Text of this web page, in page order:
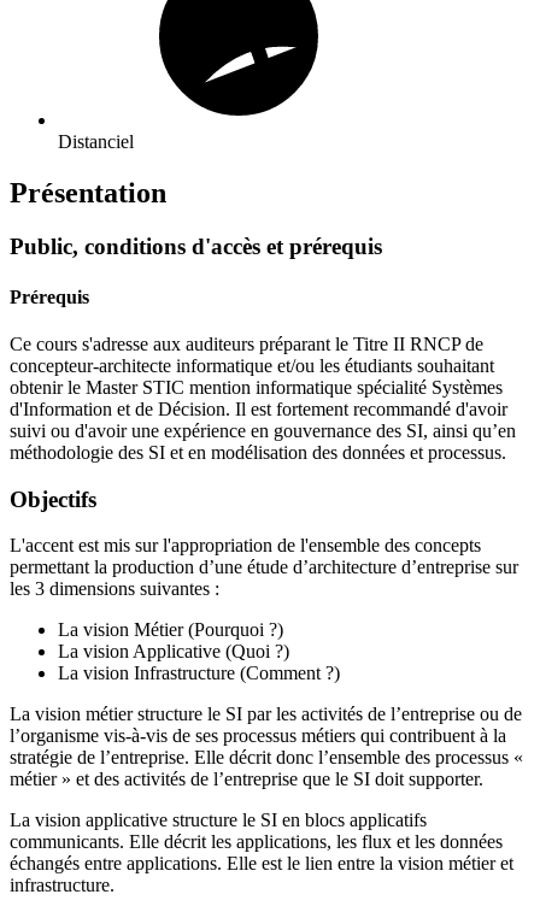
Distanciel
Présentation
Public, conditions d'accès et prérequis
Prérequis
Ce cours s'adresse aux auditeurs préparant le Titre II RNCP de
concepteur-architecte informatique et/ou les étudiants souhaitant
obtenir le Master STIC mention informatique spécialité Systèmes
d'Information et de Décision. Il est fortement recommandé d'avoir
suivi ou d'avoir une expérience en gouvernance des SI, ainsi qu’en
méthodologie des SI et en modélisation des données et processus.
Objectifs
L'accent est mis sur l'appropriation de l'ensemble des concepts
permettant la production d’une étude d’architecture d’entreprise sur
les 3 dimensions suivantes :
La vision Métier (Pourquoi ?)
La vision Applicative (Quoi ?)
La vision Infrastructure (Comment ?)
La vision métier structure le SI par les activités de l’entreprise ou de
l’organisme vis-à-vis de ses processus métiers qui contribuent à la
stratégie de l’entreprise. Elle décrit donc l’ensemble des processus «
métier » et des activités de l’entreprise que le SI doit supporter.
La vision applicative structure le SI en blocs applicatifs
communicants. Elle décrit les applications, les flux et les données
échangés entre applications. Elle est le lien entre la vision métier et
infrastructure.